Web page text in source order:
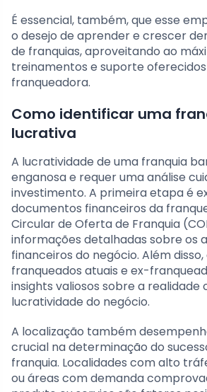
É essencial, também, que esse
o desejo de aprender e crescer
de franquias, aproveitando ao
treinamentos e suporte
franqueadora.
Como identificar uma
lucrativa
A lucratividade de uma franquia
enganosa e requer uma análise
investimento. A primeira etapa é
documentos financeiros da
Circular de Oferta de Franquia
informações detalhadas sobre os
financeiros do negócio. Além
franqueados atuais e ex-
insights valiosos sobre a realidade
lucratividade do negócio.
A localização também
crucial na determinação do
franquia. Localidades com alto
ou áreas com demanda